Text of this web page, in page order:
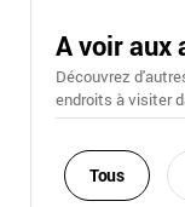
A voir aux
Découvrez
endroits à visiter
Tous